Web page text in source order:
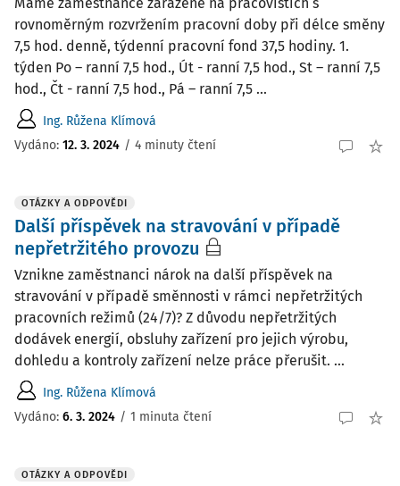
rovnoměrným rozvržením pracovní doby při délce směny
7,5 hod. denně, týdenní pracovní fond 37,5 hodiny. 1.
týden Po – ranní 7,5 hod., Út - ranní 7,5 hod., St – ranní 7,5
hod., Čt - ranní 7,5 hod., Pá – ranní 7,5 ...
Ing. Růžena Klímová
Vydáno: 12. 3. 2024 / 4 minuty čtení
OTÁZKY A ODPOVĚDI
Další příspěvek na stravování v případě
nepřetržitého provozu
Vznikne zaměstnanci nárok na další příspěvek na
stravování v případě směnnosti v rámci nepřetržitých
pracovních režimů (24/7)? Z důvodu nepřetržitých
dodávek energií, obsluhy zařízení pro jejich výrobu,
dohledu a kontroly zařízení nelze práce přerušit. ...
Ing. Růžena Klímová
Vydáno: 6. 3. 2024 / 1 minuta čtení
OTÁZKY A ODPOVĚDI